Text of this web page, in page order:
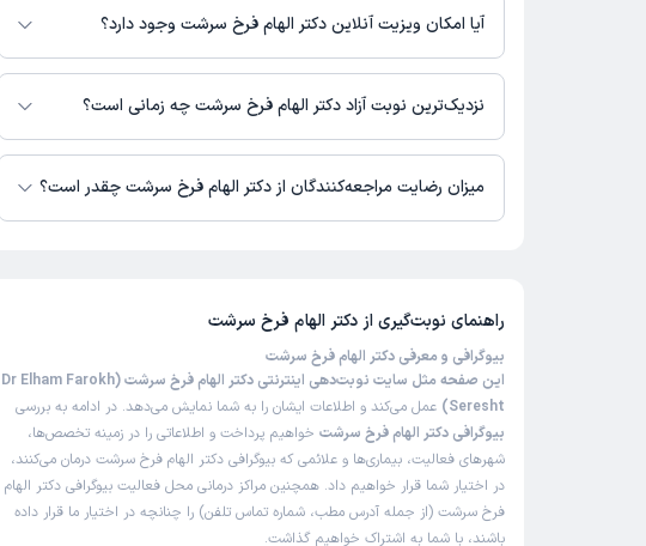
آیا امکان ویزیت آنلاین دکتر الهام فرخ سرشت وجود دارد؟
در حال حاضر اطلاعاتی درباره ارائه ویزیت آنلاین توسط دکتر الهام فرخ سرشت در دسترس
نیست. برای دریافت اطلاعات دقیق‌تر، لطفاً با مطب تماس بگیرید.
نزدیک‌ترین نوبت آزاد دکتر الهام فرخ سرشت چه زمانی است؟
زمان نوبت‌دهی و پذیرش بیماران با هماهنگی مطب مشخص می‌شود.
میزان رضایت مراجعه‌کنندگان از دکتر الهام فرخ سرشت چقدر است؟
راهنمای نوبت‌گیری از دکتر الهام فرخ سرشت
بیوگرافی و معرفی دکتر الهام فرخ سرشت
این صفحه مثل سایت نوبت‌دهی اینترنتی دکتر الهام فرخ سرشت (Dr Elham Farokh
Seresht)
عمل می‌کند و اطلاعات ایشان را به شما نمایش می‌دهد. در ادامه به بررسی
بیوگرافی دکتر الهام فرخ سرشت خواهیم پرداخت و اطلاعاتی را در زمینه تخصص‌ها،
شهرهای فعالیت، بیماری‌ها و علائمی که بیوگرافی دکتر الهام فرخ سرشت درمان می‌کنند،
در اختیار شما قرار خواهیم داد. همچنین مراکز درمانی محل فعالیت بیوگرافی دکتر الهام
فرخ سرشت (از جمله آدرس مطب، شماره تماس تلفن) را چنانچه در اختیار ما قرار داده
باشند، با شما به اشتراک خواهیم گذاشت.